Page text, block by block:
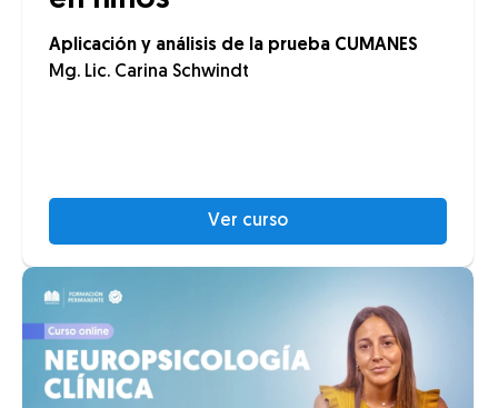
Aplicación y análisis de la prueba CUMANES
Mg. Lic. Carina Schwindt
Ver curso